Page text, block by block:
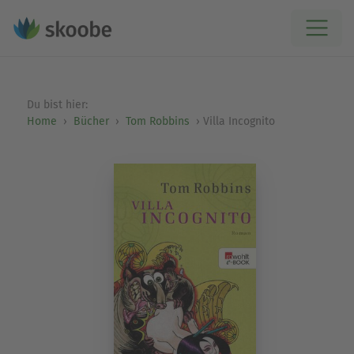
Du bist hier:
Home
Bücher Tom Robbins Villa Incognito